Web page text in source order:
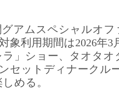
グアムスペシャルオ
象利用期間は2026年
ラ」ショー、タオタ
セットディナークル
める。